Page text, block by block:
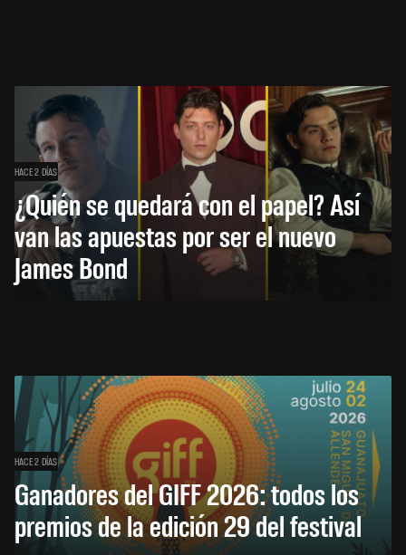
HACE 2 DÍAS
¿Quién se quedará con el papel? Así
van las apuestas por ser el nuevo
James Bond
HACE 2 DÍAS
Ganadores del GIFF 2026: todos los
premios de la edición 29 del festival